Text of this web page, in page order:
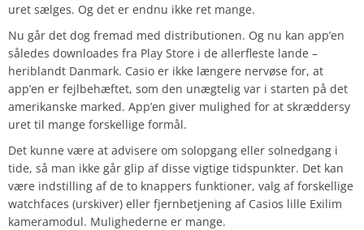
uret sælges. Og det er endnu ikke ret mange.
Nu går det dog fremad med distributionen. Og nu kan app’en
således downloades fra Play Store i de allerfleste lande –
heriblandt Danmark. Casio er ikke længere nervøse for, at
app’en er fejlbehæftet, som den unægtelig var i starten på det
amerikanske marked. App’en giver mulighed for at skræddersy
uret til mange forskellige formål.
Det kunne være at advisere om solopgang eller solnedgang i
tide, så man ikke går glip af disse vigtige tidspunkter. Det kan
være indstilling af de to knappers funktioner, valg af forskellige
watchfaces (urskiver) eller fjernbetjening af Casios lille Exilim
kameramodul. Mulighederne er mange.